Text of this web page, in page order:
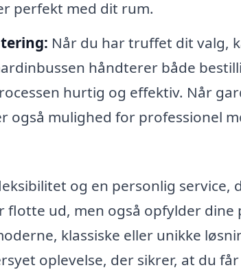
perfekt med dit rum.
Når du har truffet dit valg,
håndterer både
hurtig og effektiv. Når
også mulighed for professionel
og en personlig service,
ud, men også opfylder dine
klassiske eller unikke
oplevelse, der sikrer, at du